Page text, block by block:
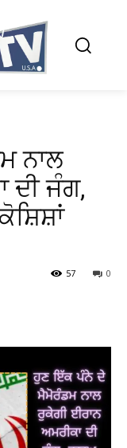
ਨਾਲ
ਦੀ ਜੰਗ,
0
57